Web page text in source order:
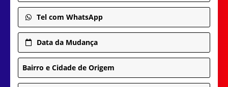
Tel com WhatsApp
Data da Mudança
Bairro e Cidade de Origem